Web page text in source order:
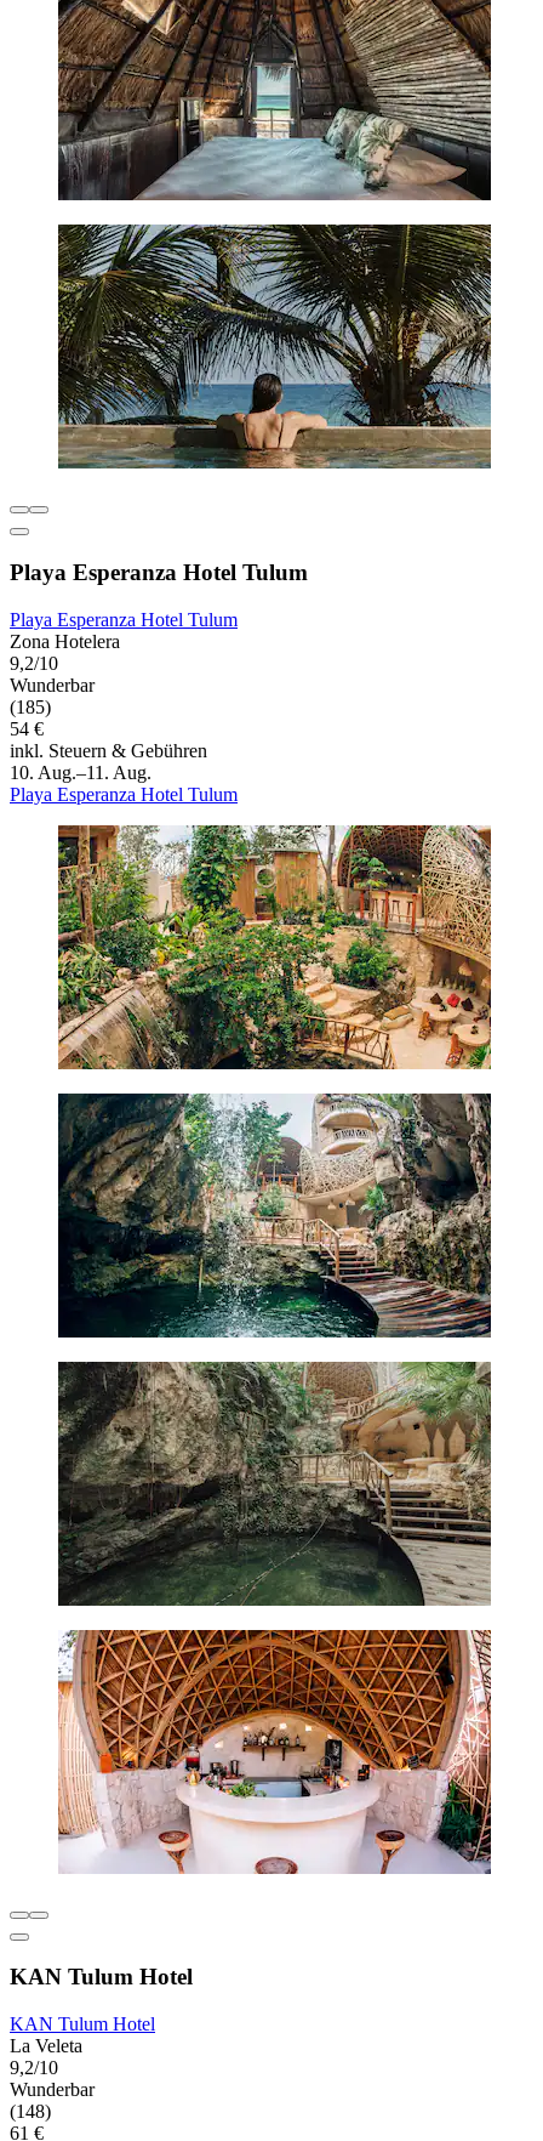
Playa Esperanza Hotel Tulum
Playa Esperanza Hotel Tulum
Zona Hotelera
9,2/10
Wunderbar
(185)
54 €
inkl. Steuern & Gebühren
10. Aug.–11. Aug.
Playa Esperanza Hotel Tulum
KAN Tulum Hotel
KAN Tulum Hotel
La Veleta
9,2/10
Wunderbar
(148)
61 €